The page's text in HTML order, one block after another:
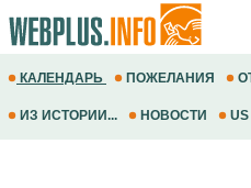
КАЛЕНДАРЬ ПОЖЕЛАНИЯ
ИЗ ИСТОРИИ... НОВОСТИ